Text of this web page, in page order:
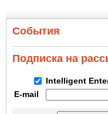
События
Подписка на
Intelligent
E-mail